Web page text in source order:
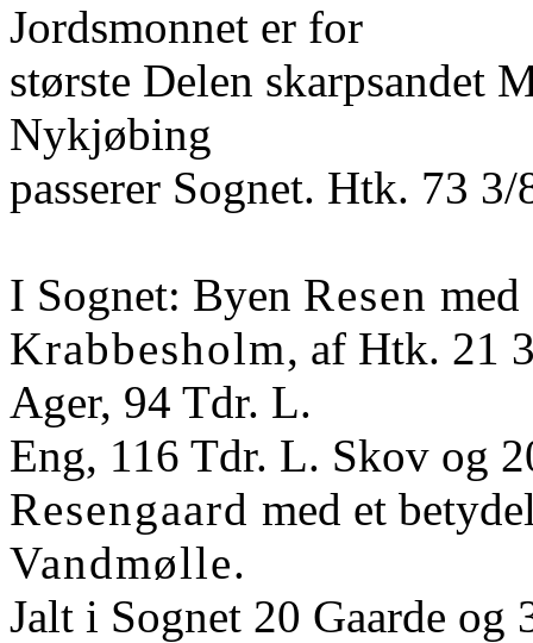
Jordsmonnet er for
største Delen skarpsandet
Nykjøbing
passerer Sognet. Htk. 73
I Sognet: Byen Resen
Krabbesholm, af Htk. 21
Ager, 94 Tdr. L.
Eng, 116 Tdr. L. Skov og
Resengaard med et
Vandmølle.
Jalt i Sognet 20 Gaarde